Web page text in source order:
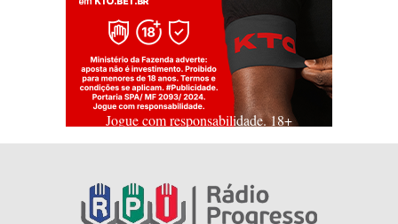
Jogue com responsabilidade. 18+